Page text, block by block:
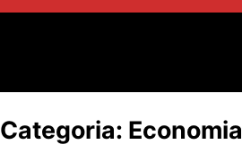
Categoria: Economia